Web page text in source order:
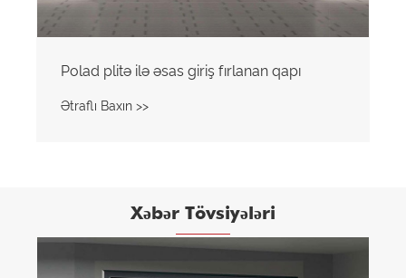
Polad plitə ilə əsas giriş fırlanan qapı
Ətraflı Baxın >>
Xəbər Tövsiyələri